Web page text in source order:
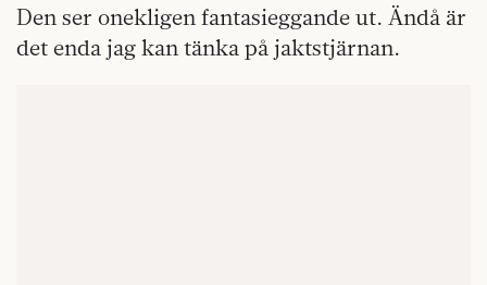
Den ser onekligen fantasieggande ut. Ändå är
det enda jag kan tänka på jaktstjärnan.